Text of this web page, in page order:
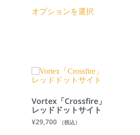
オプションを選択
Vortex「Crossfire」
レッドドットサイト
¥29,700 （税込）